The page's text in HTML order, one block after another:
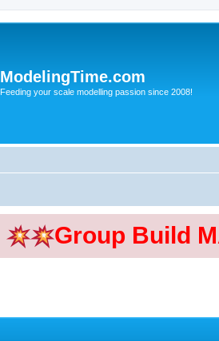
ModelingTime.com
Feeding your scale modelling passion since 2008!
Group Build